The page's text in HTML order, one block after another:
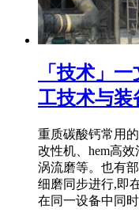
「技术」
工技术与装
重质碳酸钙常用
改性机、hem高
涡流磨等。也有
细磨同步进行,即
在同一设备中同